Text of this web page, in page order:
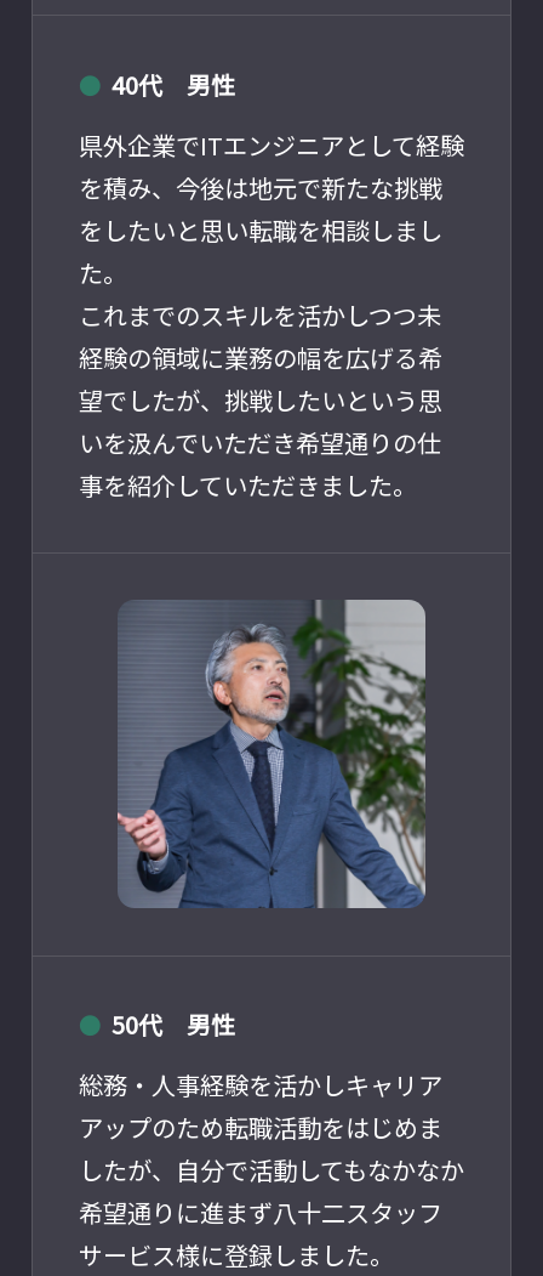
● 40代 男性
県外企業でITエンジニアとして経験
を積み、今後は地元で新たな挑戦
をしたいと思い転職を相談しまし
た。
これまでのスキルを活かしつつ未
経験の領域に業務の幅を広げる希
望でしたが、挑戦したいという思
いを汲んでいただき希望通りの仕
事を紹介していただきました。
● 50代 男性
総務・人事経験を活かしキャリア
アップのため転職活動をはじめま
したが、自分で活動してもなかなか
希望通りに進まず八十二スタッフ
サービス様に登録しました。